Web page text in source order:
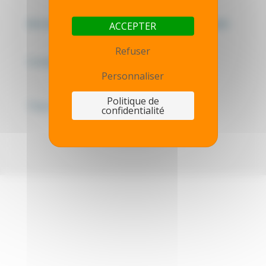
Mentions légales - Politique de confidentialité
ACCEPTER
Refuser
Personnaliser
Politique de
confidentialité